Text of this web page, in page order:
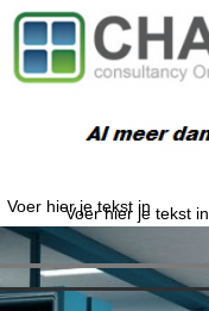
Over ons
Voer hier je tekst in
Voer hier je tekst in